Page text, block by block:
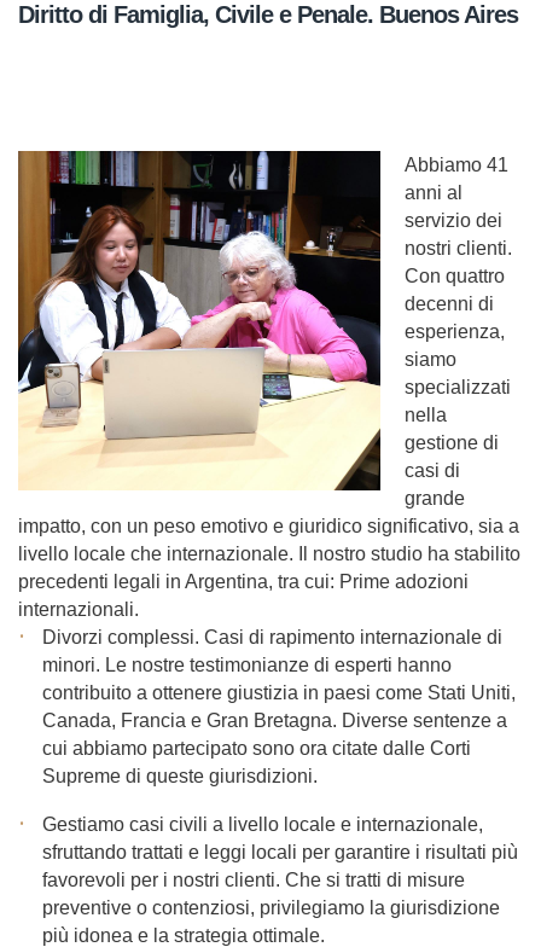
Diritto di Famiglia, Civile e Penale. Buenos Aires
Abbiamo 41
anni al
servizio dei
nostri clienti.
Con quattro
decenni di
esperienza,
siamo
specializzati
nella
gestione di
casi di
grande
impatto, con un peso emotivo e giuridico significativo, sia a
livello locale che internazionale. Il nostro studio ha stabilito
precedenti legali in Argentina, tra cui: Prime adozioni
internazionali.
Divorzi complessi. Casi di rapimento internazionale di
minori. Le nostre testimonianze di esperti hanno
contribuito a ottenere giustizia in paesi come Stati Uniti,
Canada, Francia e Gran Bretagna. Diverse sentenze a
cui abbiamo partecipato sono ora citate dalle Corti
Supreme di queste giurisdizioni.
Gestiamo casi civili a livello locale e internazionale,
sfruttando trattati e leggi locali per garantire i risultati più
favorevoli per i nostri clienti. Che si tratti di misure
preventive o contenziosi, privilegiamo la giurisdizione
più idonea e la strategia ottimale.